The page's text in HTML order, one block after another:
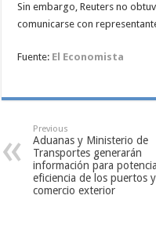
Sin embargo, Reuters no
comunicarse con
Fuente: El Economista
Previous
Aduanas y Ministerio de
Transportes generarán
información para
eficiencia de los puertos y
comercio exterior